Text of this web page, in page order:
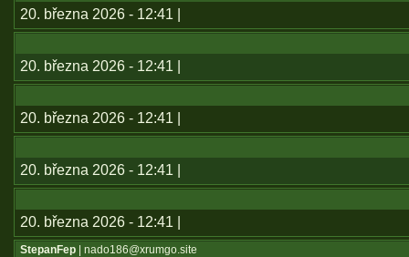
20. března 2026 - 12:41 |
20. března 2026 - 12:41 |
20. března 2026 - 12:41 |
20. března 2026 - 12:41 |
20. března 2026 - 12:41 |
StepanFep | nado186@xrumgo.site